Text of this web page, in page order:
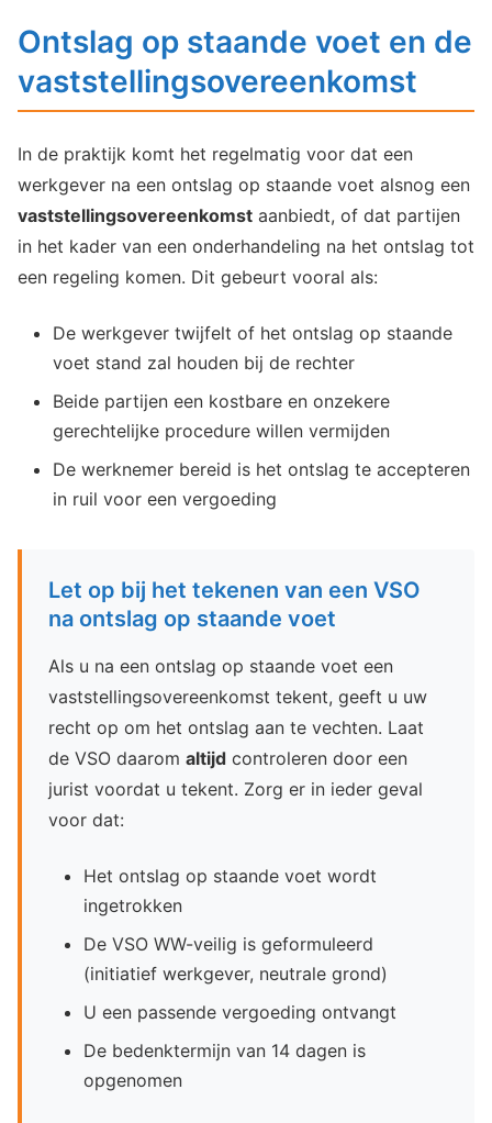
Ontslag op staande voet en de
vaststellingsovereenkomst
In de praktijk komt het regelmatig voor dat een
werkgever na een ontslag op staande voet alsnog een
vaststellingsovereenkomst aanbiedt, of dat partijen
in het kader van een onderhandeling na het ontslag tot
een regeling komen. Dit gebeurt vooral als:
De werkgever twijfelt of het ontslag op staande
voet stand zal houden bij de rechter
Beide partijen een kostbare en onzekere
gerechtelijke procedure willen vermijden
De werknemer bereid is het ontslag te accepteren
in ruil voor een vergoeding
Let op bij het tekenen van een VSO
na ontslag op staande voet
Als u na een ontslag op staande voet een
vaststellingsovereenkomst tekent, geeft u uw
recht op om het ontslag aan te vechten. Laat
de VSO daarom altijd controleren door een
jurist voordat u tekent. Zorg er in ieder geval
voor dat:
Het ontslag op staande voet wordt
ingetrokken
De VSO WW-veilig is geformuleerd
(initiatief werkgever, neutrale grond)
U een passende vergoeding ontvangt
De bedenktermijn van 14 dagen is
opgenomen